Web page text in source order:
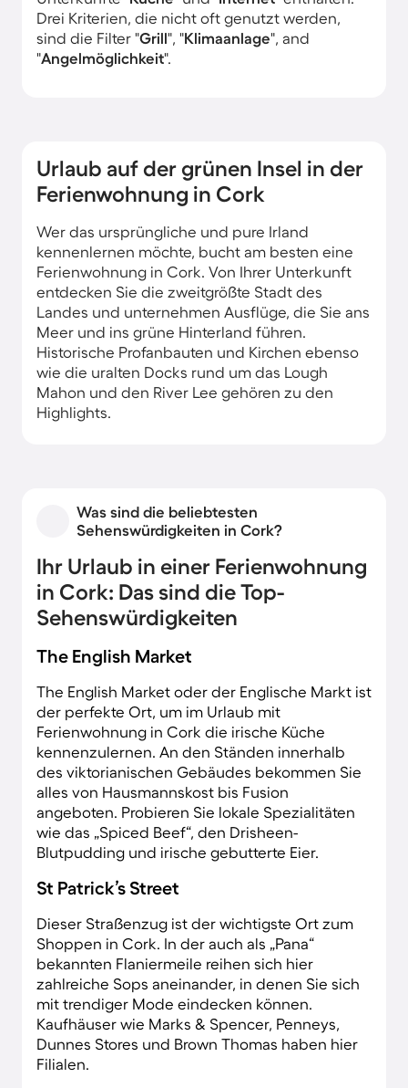
Drei Kriterien, die nicht oft genutzt werden,
sind die Filter "Grill", "Klimaanlage", and
"Angelmöglichkeit".
Urlaub auf der grünen Insel in der
Ferienwohnung in Cork
Wer das ursprüngliche und pure Irland
kennenlernen möchte, bucht am besten eine
Ferienwohnung in Cork. Von Ihrer Unterkunft
entdecken Sie die zweitgrößte Stadt des
Landes und unternehmen Ausflüge, die Sie ans
Meer und ins grüne Hinterland führen.
Historische Profanbauten und Kirchen ebenso
wie die uralten Docks rund um das Lough
Mahon und den River Lee gehören zu den
Highlights.
Hügel unabhängig mit dem Mietwagen oder
Rad. Rund um Cork lädt Sie der Tramore Valley
Nur 115 Kilometer westlich erleben Sie im
Gleninchaquin Park atemberaubende
Landschaften, Wasserfälle und eine
spannende Tierwelt.
Was sind die beliebtesten
Sehenswürdigkeiten in Cork?
Ihr Urlaub in einer Ferienwohnung
in Cork: Das sind die Top-
Sehenswürdigkeiten
The English Market
The English Market oder der Englische Markt ist
der perfekte Ort, um im Urlaub mit
Ferienwohnung in Cork die irische Küche
kennenzulernen. An den Ständen innerhalb
des viktorianischen Gebäudes bekommen Sie
alles von Hausmannskost bis Fusion
angeboten. Probieren Sie lokale Spezialitäten
wie das „Spiced Beef“, den Drisheen-
Blutpudding und irische gebutterte Eier.
St Patrick’s Street
Dieser Straßenzug ist der wichtigste Ort zum
Shoppen in Cork. In der auch als „Pana“
bekannten Flaniermeile reihen sich hier
zahlreiche Sops aneinander, in denen Sie sich
mit trendiger Mode eindecken können.
Kaufhäuser wie Marks & Spencer, Penneys,
Dunnes Stores und Brown Thomas haben hier
Filialen.